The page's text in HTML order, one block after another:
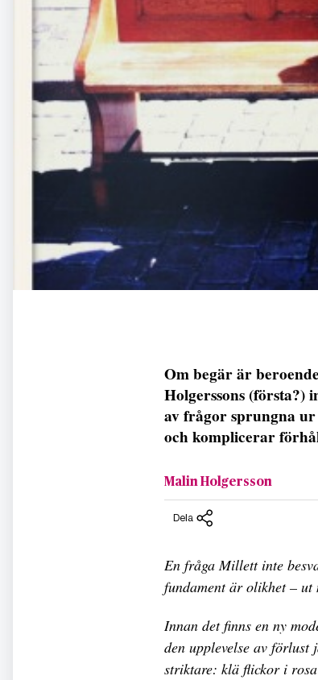
Om begär är
Holgerssons (första?)
av frågor sprungna
och komplicerar
Malin Holgersson
Dela
En fråga Millett inte
fundament är olikhet –
Innan det finns en ny
den upplevelse av förlust
striktare: klä flickor i